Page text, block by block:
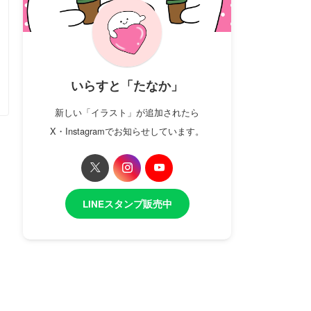
いらすと「たなか」
新しい「イラスト」が追加されたら
X・Instagramでお知らせしています。
LINEスタンプ販売中